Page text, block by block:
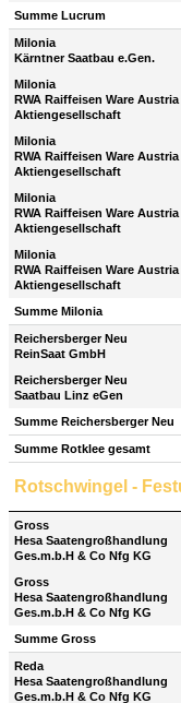
Summe Lucrum
Milonia
Kärntner Saatbau e.Gen.
Milonia
RWA Raiffeisen Ware Austria
Aktiengesellschaft
Milonia
RWA Raiffeisen Ware Austria
Aktiengesellschaft
Milonia
RWA Raiffeisen Ware Austria
Aktiengesellschaft
Milonia
RWA Raiffeisen Ware Austria
Aktiengesellschaft
Summe Milonia
Reichersberger Neu
ReinSaat GmbH
Reichersberger Neu
Saatbau Linz eGen
Summe Reichersberger Neu
Summe Rotklee gesamt
Rotschwingel -
Gross
Hesa Saatengroßhandlung
Ges.m.b.H & Co Nfg KG
Gross
Hesa Saatengroßhandlung
Ges.m.b.H & Co Nfg KG
Summe Gross
Reda
Hesa Saatengroßhandlung
Ges.m.b.H & Co Nfg KG